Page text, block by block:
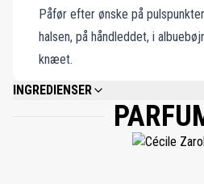
Påfør efter ønske på
halsen, på håndleddet, i
knæet.
INGREDIENSER
ALCOHOL DENAT, PARFUM, BENZYL
BENZYL SALICYLATE, EUGENOL,
CITRONELLOL, CINNAMAL, GERANIOL,